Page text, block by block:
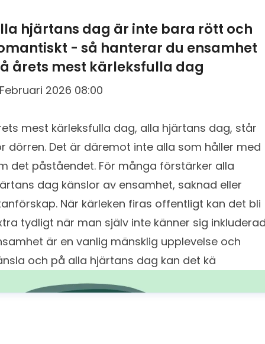
hjärtans dag är inte bara rött och
- så hanterar du ensamhet
årets mest kärleksfulla dag
Februari 2026 08:00
mest kärleksfulla dag, alla hjärtans dag, står
dörren. Det är däremot inte alla som håller med
det påståendet. För många förstärker alla
dag känslor av ensamhet, saknad eller
När kärleken firas offentligt kan det bli
tydligt när man själv inte känner sig
är en vanlig mänsklig upplevelse och
och på alla hjärtans dag kan det kä